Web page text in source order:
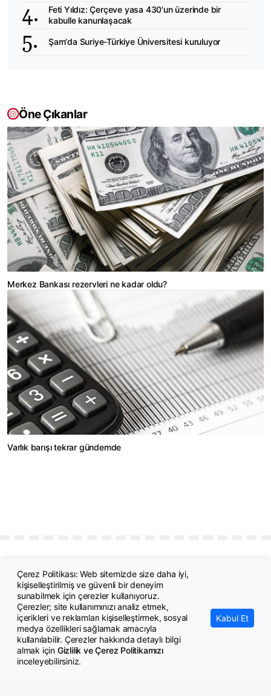
Feti Yıldız: Çerçeve yasa 430'un üzerinde bir
kabulle kanunlaşacak
Şam'da Suriye-Türkiye Üniversitesi kuruluyor
Öne Çıkanlar
Merkez Bankası rezervleri ne kadar oldu?
Varlık barışı tekrar gündemde
© Copyright 2026 GazeteMemur.com
Bizi Takip Edin
Çerez Politikası: Web sitemizde size daha iyi,
kişiselleştirilmiş ve güvenli bir deneyim
sunabilmek için çerezler kullanıyoruz.
Çerezler; site kullanımınızı analiz etmek,
içerikleri ve reklamları kişiselleştirmek, sosyal
medya özellikleri sağlamak amacıyla
kullanılabilir. Çerezler hakkında detaylı bilgi
almak için Gizlilik ve Çerez Politikamızı
inceleyebilirsiniz.
Kabul Et